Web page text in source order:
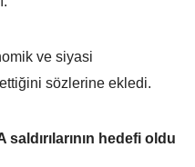
ve siyasi
sözlerine ekledi.
hedefi oldu